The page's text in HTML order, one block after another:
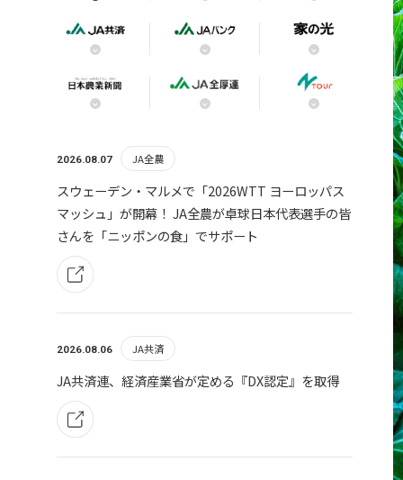
2026.08.07 JA全農
スウェーデン・マルメで「2026WTT ヨーロッパス
マッシュ」が開幕！ JA全農が卓球日本代表選手の皆
さんを「ニッポンの食」でサポート
2026.08.06 JA共済
JA共済連、経済産業省が定める『DX認定』を取得